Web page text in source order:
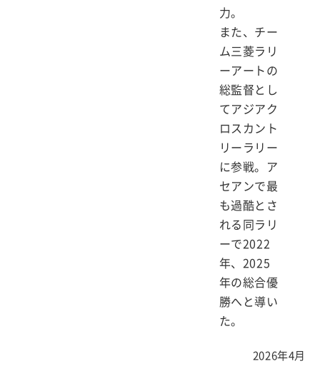
力。
また、チー
ム三菱ラリ
ーアートの
総監督とし
てアジアク
ロスカント
リーラリー
に参戦。ア
セアンで最
も過酷とさ
れる同ラリ
ーで2022
年、2025
年の総合優
勝へと導い
た。
2026年4月